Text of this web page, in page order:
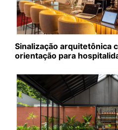
Sinalização arquitetônica
orientação para